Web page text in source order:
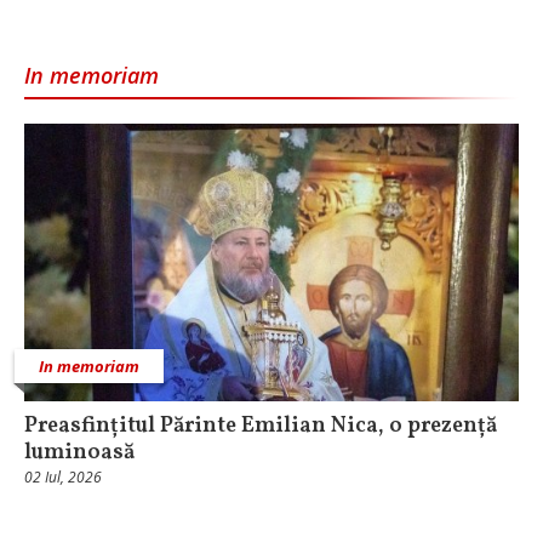
In memoriam
In memoriam
Preasfințitul Părinte Emilian Nica, o prezență
luminoasă
02 Iul, 2026